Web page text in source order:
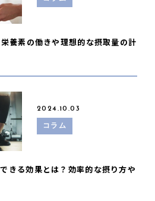
養素の働きや理想的な摂取量の計
2024.10.03
コラム
きる効果とは？効率的な摂り方や